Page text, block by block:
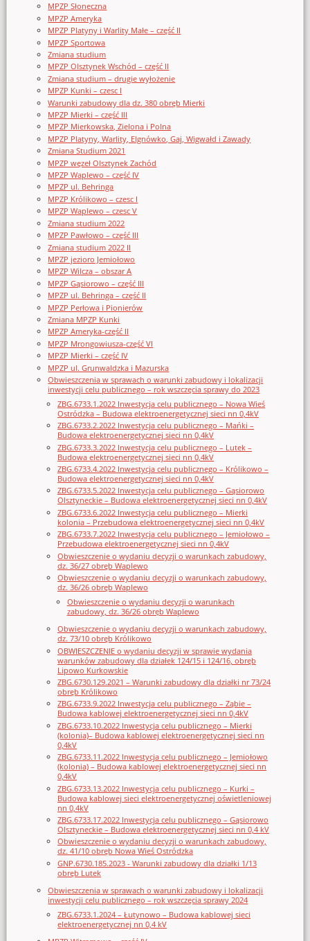
MPZP Słoneczna
MPZP Ameryka
MPZP Platyny i Warlity Małe – część II
MPZP Sportowa
Zmiana studium
MPZP Olsztynek Wschód – część II
Zmiana studium – drugie wyłożenie
MPZP Kunki – czesc I
Warunki zabudowy dla dz. 380 obręb Mierki
MPZP Mierki – część III
MPZP Mierkowska, Zielona i Polna
MPZP Platyny, Warlity, Elgnówko, Gaj, Wigwałd i Zawady
Zmiana Studium 2021
MPZP węzeł Olsztynek Zachód
MPZP Waplewo – część IV
MPZP ul. Behringa
MPZP Królikowo – czesc I
MPZP Waplewo – czesc V
Zmiana studium 2022
MPZP Pawłowo – część III
Zmiana studium 2022 II
MPZP jezioro Jemiołowo
MPZP Wilcza – obszar A
MPZP Gąsiorowo – część III
MPZP ul. Behringa – część II
MPZP Perłowa i Pionierów
Zmiana MPZP Kunki
MPZP Ameryka-część II
MPZP Mrongowiusza-część VI
MPZP Mierki – część IV
MPZP ul. Grunwaldzka i Mazurska
Obwieszczenia w sprawach o warunki zabudowy i lokalizacji
inwestycji celu publicznego – rok wszczęcia sprawy do 2023
ZBG.6733.1.2022 Inwestycja celu publicznego – Nowa Wieś
Ostródzka – Budowa elektroenergetycznej sieci nn 0,4kV
ZBG.6733.2.2022 Inwestycja celu publicznego – Mańki –
Budowa elektroenergetycznej sieci nn 0,4kV
ZBG.6733.3.2022 Inwestycja celu publicznego – Lutek –
Budowa elektroenergetycznej sieci nn 0,4kV
ZBG.6733.4.2022 Inwestycja celu publicznego – Królikowo –
Budowa elektroenergetycznej sieci nn 0,4kV
ZBG.6733.5.2022 Inwestycja celu publicznego – Gąsiorowo
Olsztyneckie – Budowa elektroenergetycznej sieci nn 0,4kV
ZBG.6733.6.2022 Inwestycja celu publicznego – Mierki
kolonia – Przebudowa elektroenergetycznej sieci nn 0,4kV
ZBG.6733.7.2022 Inwestycja celu publicznego – Jemiołowo –
Przebudowa elektroenergetycznej sieci nn 0,4kV
Obwieszczenie o wydaniu decyzji o warunkach zabudowy,
dz. 36/27 obręb Waplewo
Obwieszczenie o wydaniu decyzji o warunkach zabudowy,
dz. 36/26 obręb Waplewo
Obwieszczenie o wydaniu decyzji o warunkach
zabudowy, dz. 36/26 obręb Waplewo
Obwieszczenie o wydaniu decyzji o warunkach zabudowy,
dz. 73/10 obręb Królikowo
OBWIESZCZENIE o wydaniu decyzji w sprawie wydania
warunków zabudowy dla działek 124/15 i 124/16, obręb
Lipowo Kurkowskie
ZBG.6730.129.2021 – Warunki zabudowy dla działki nr 73/24
obręb Królikowo
ZBG.6733.9.2022 Inwestycja celu publicznego – Ząbie –
Budowa kablowej elektroenergetycznej sieci nn 0,4kV
ZBG.6733.10.2022 Inwestycja celu publicznego – Mierki
(kolonia)– Budowa kablowej elektroenergetycznej sieci nn
0,4kV
ZBG.6733.11.2022 Inwestycja celu publicznego – Jemiołowo
(kolonia) – Budowa kablowej elektroenergetycznej sieci nn
0,4kV
ZBG.6733.13.2022 Inwestycja celu publicznego – Kurki –
Budowa kablowej sieci elektroenergetycznej oświetleniowej
nn 0,4kV
ZBG.6733.17.2022 Inwestycja celu publicznego – Gąsiorowo
Olsztyneckie – Budowa elektroenergetycznej sieci nn 0,4 kV
Obwieszczenie o wydaniu decyzji o warunkach zabudowy,
dz. 41/10 obręb Nowa Wieś Ostródzka
GNP.6730.185.2023 - Warunki zabudowy dla działki 1/13
obręb Lutek
Obwieszczenia w sprawach o warunki zabudowy i lokalizacji
inwestycji celu publicznego – rok wszczęcia sprawy 2024
ZBG.6733.1.2024 – Łutynowo – Budowa kablowej sieci
elektroenergetycznej nn 0,4 kV